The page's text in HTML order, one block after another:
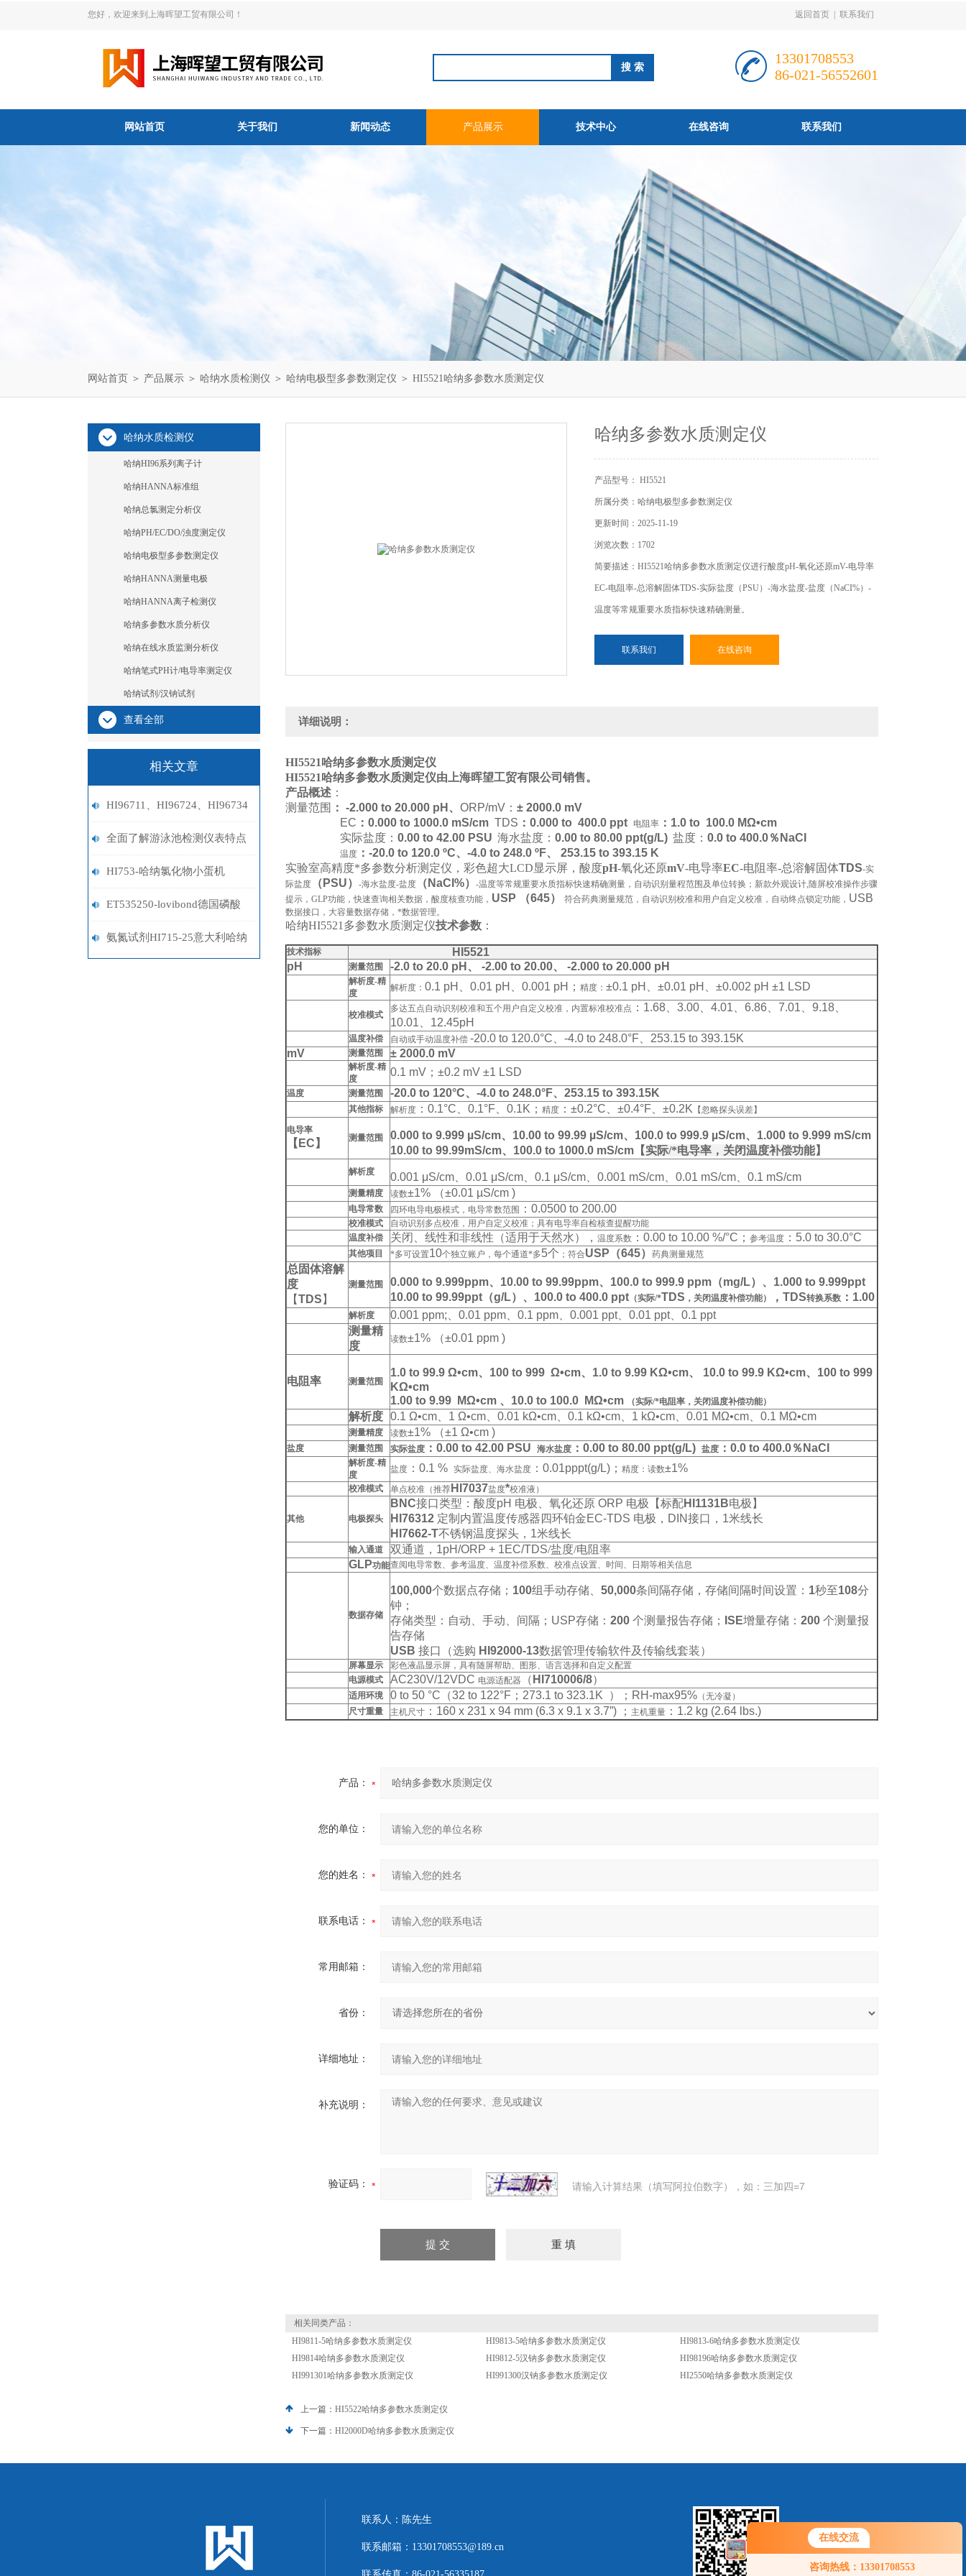
在线交流
咨询热线：13301708553
您好，欢迎来到上海晖望工贸有限公司！ 返回首页 联系我们
13301708553
86-021-56552601
网站首页 关于我们 新闻动态 产品展示 技术中心 在线咨询 联系我们
网站首页 ＞ 产品展示 ＞ 哈纳水质检测仪 ＞ 哈纳电极型多参数测定仪 ＞ HI5521哈纳多参数水质测定仪
哈纳水质检测仪
哈纳HI96系列离子计
哈纳HANNA标准组
哈纳总氯测定分析仪
哈纳PH/EC/DO/浊度测定仪
哈纳电极型多参数测定仪
哈纳HANNA测量电极
哈纳HANNA离子检测仪
哈纳多参数水质分析仪
哈纳在线水质监测分析仪
哈纳笔式PH计/电导率测定仪
哈纳试剂/汉钠试剂
查看全部
相关文章
HI96711、HI96724、HI96734
余氯总氯选型指南
全面了解游泳池检测仪表特点
帮助你更好地使用
HI753-哈纳氯化物小蛋机
ET535250-lovibond德国磷酸
盐试剂
氨氮试剂HI715-25意大利哈纳
哈纳多参数水质测定仪
产品型号： HI5521
所属分类：哈纳电极型多参数测定仪
更新时间：2025-11-19
浏览次数：1702
简要描述：HI5521哈纳多参数水质测定仪进行酸度pH-氧化还原mV-电导率
EC-电阻率-总溶解固体TDS-实际盐度（PSU）-海水盐度-盐度（NaCI%）-
温度等常规重要水质指标快速精确测量。
联系我们 在线咨询
详细说明：
HI5521哈纳多参数水质测定仪
HI5521哈纳多参数水质测定仪由上海晖望工贸有限公司销售。
产品概述 ：
测量范围 ： -2.000 to 20.000 pH、 ORP/mV： ± 2000.0 mV
EC ： 0.000 to 1000.0 mS/cm TDS ： 0.000 to 400.0 ppt 电阻率 ： 1.0 to 100.0 MΩ•cm
实际盐度： 0.00 to 42.00 PSU 海水盐度： 0.00 to 80.00 ppt(g/L) 盐度： 0.0 to 400.0％NaCI
温度 ：-20.0 to 120.0 ºC、-4.0 to 248.0 ºF、 253.15 to 393.15 K
实验室高精度*多参数分析测定仪，彩色超大LCD显示屏，酸度pH-氧化还原mV-电导率EC-电阻率-总溶解固体TDS-实
际盐度
（PSU） -海水盐度-盐度 （NaCI%）
-温度等常规重要水质指标快速精确测量，自动识别量程范围及单位转换；新款外观设计,随屏校准操作步骤
提示，GLP功能，快速查询相关数据，酸度核查功能， USP （645） 符合药典测量规范，自动识别校准和用户自定义校准，自动终点锁定功能， USB
数据接口，大容量数据存储，*数据管理。
哈纳HI5521多参数水质测定仪技术参数 ：
技术指标
HI5521
pH
测量范围 -2.0 to 20.0 pH、 -2.00 to 20.00、 -2.000 to 20.000 pH
解析度-精
度
解析度： 0.1 pH、0.01 pH、0.001 pH； 精度： ±0.1 pH、±0.01 pH、±0.002 pH ±1 LSD
校准模式
多达五点自动识别校准和五个用户自定义校准， 内置标准校准点 ：1.68、3.00、4.01、6.86、7.01、9.18、
10.01、12.45pH
温度补偿 自动或手动温度补偿 -20.0 to 120.0°C、-4.0 to 248.0°F、253.15 to 393.15K
mV
测量范围 ± 2000.0 mV
解析度-精
度
0.1 mV；±0.2 mV ±1 LSD
温度 测量范围 -20.0 to 120°C、-4.0 to 248.0°F、253.15 to 393.15K
其他指标 解析度 ： 0.1°C、0.1°F、0.1K； 精度 ：±0.2°C、±0.4°F、±0.2K 【忽略探头误差】
电导率
【EC】 测量范围
0.000 to 9.999 µS/cm、10.00 to 99.99 µS/cm、100.0 to 999.9 µS/cm、1.000 to 9.999 mS/cm
10.00 to 99.99mS/cm、100.0 to 1000.0 mS/cm 【实际/*电导率，关闭温度补偿功能】
解析度 0.001 μS/cm、0.01 μS/cm、0.1 μS/cm、0.001 mS/cm、0.01 mS/cm、0.1 mS/cm
测量精度 读数±1% （±0.01 µS/cm )
电导常数 四环电导电极模式，电导常数范围 ：0.0500 to 200.00
校准模式
自动识别多点校准，用户自定义校准；具有电导率自检核查提醒功能
温度补偿
关闭、线性和非线性（适用于天然水）， 温度系数 ：0.00 to 10.00 %/°C； 参考温度 ：5.0 to 30.0°C
其他项目 *多可设置10个独立账户，每个通道*多5个 ；符合USP（645） 药典测量规范
总固体溶解
度
【TDS 】
测量范围
0.000 to 9.999ppm、10.00 to 99.99ppm、100.0 to 999.9 ppm（mg/L）、1.000 to 9.999ppt
10.00 to 99.99ppt（g/L）、100.0 to 400.0 ppt （实际/*TDS ，关闭温度补偿功能） ， TDS转换系数 ：1.00
解析度
0.001 ppm;、0.01 ppm、0.1 ppm、0.001 ppt、0.01 ppt、0.1 ppt
测量精
度
读数±1% （±0.01 ppm )
电阻率 测量范围
1.0 to 99.9 Ω•cm、100 to 999 Ω•cm、1.0 to 9.99 KΩ•cm、 10.0 to 99.9 KΩ•cm、100 to 999
KΩ•cm
1.00 to 9.99 MΩ•cm 、10.0 to 100.0 MΩ•cm
（实际/*电阻率，关闭温度补偿功能）
解析度 0.1 Ω•cm、1 Ω•cm、0.01 kΩ•cm、0.1 kΩ•cm、1 kΩ•cm、0.01 MΩ•cm、0.1 MΩ•cm
测量精度 读数±1% （±1 Ω•cm )
盐度 测量范围 实际盐度 ：0.00 to 42.00 PSU 海水盐度 ：0.00 to 80.00 ppt(g/L) 盐度 ：0.0 to 400.0％NaCI
解析度-精
度
盐度 ：0.1 % 实际盐度、海水盐度 ：0.01pppt(g/L)； 精度：读数±1%
校准模式 单点校准（推荐 HI7037盐度*校准液）
其他 电极探头
BNC接口类型：酸度pH 电极、氧化还原 ORP 电极【标配HI1131B电极】
HI76312 定制内置温度传感器四环铂金EC-TDS 电极 ，DIN接口 ，1米线长
HI7662-T不锈钢温度探头 ，1米线长
输入通道 双通道 ，1pH/ORP + 1EC/TDS/盐度/电阻率
GLP功能查阅电导常数、参考温度、温度补偿系数、校准点设置、时间、日期等相关信息
数据存储
100,000个数据点存储； 100组手动存储、 50,000条间隔存储，存储间隔时间设置： 1秒至108分
钟；
存储类型：自动、手动、间隔； USP存储： 200 个测量报告存储； ISE增量存储： 200 个测量报
告存储
USB 接口（选购 HI92000-13数据管理传输软件及传输线套装）
屏幕显示
彩色液晶显示屏，具有随屏帮助、图形、语言选择和自定义配置
电源模式
AC230V/12VDC 电源适配器 （ HI710006/8）
适用环境 0 to 50 °C（32 to 122°F；273.1 to 323.1K ）；RH-max95% （无冷凝）
尺寸重量
主机尺寸 ：160 x 231 x 94 mm (6.3 x 9.1 x 3.7”) ； 主机重量 ： 1.2 kg (2.64 lbs.)
产品：
您的单位：
您的姓名：
联系电话：
常用邮箱：
省份：
详细地址：
补充说明：
验证码： 请输入计算结果（填写阿拉伯数字），如：三加四=7
相关同类产品：
HI9811-5哈纳多参数水质测定仪
HI9813-5哈纳多参数水质测定仪
HI9813-6哈纳多参数水质测定仪
HI9814哈纳多参数水质测定仪
HI9812-5汉钠多参数水质测定仪
HI98196哈纳多参数水质测定仪
HI991301哈纳多参数水质测定仪
HI991300汉钠多参数水质测定仪 HI2550哈纳多参数水质测定仪
上一篇： HI5522哈纳多参数水质测定仪
下一篇： HI2000D哈纳多参数水质测定仪
联系人：陈先生
联系邮箱：13301708553@189.cn